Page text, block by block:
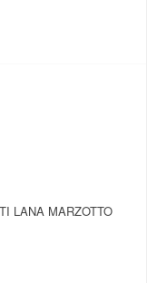
LANA MARZOTTO